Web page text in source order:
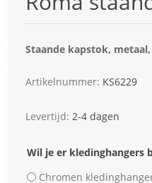
Staande kapstok,
Artikelnummer: KS6229
Levertijd: 2-4 dagen
Wil je er kledinghangers
Chromen